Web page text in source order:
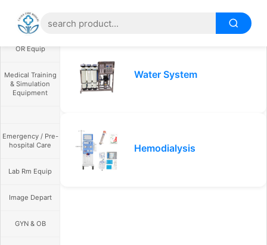
OR Equip
Medical Training
& Simulation
Equipment
Emergency / Pre-
hospital Care
Lab Rm Equip
Image Depart
GYN & OB
Water System
Hemodialysis